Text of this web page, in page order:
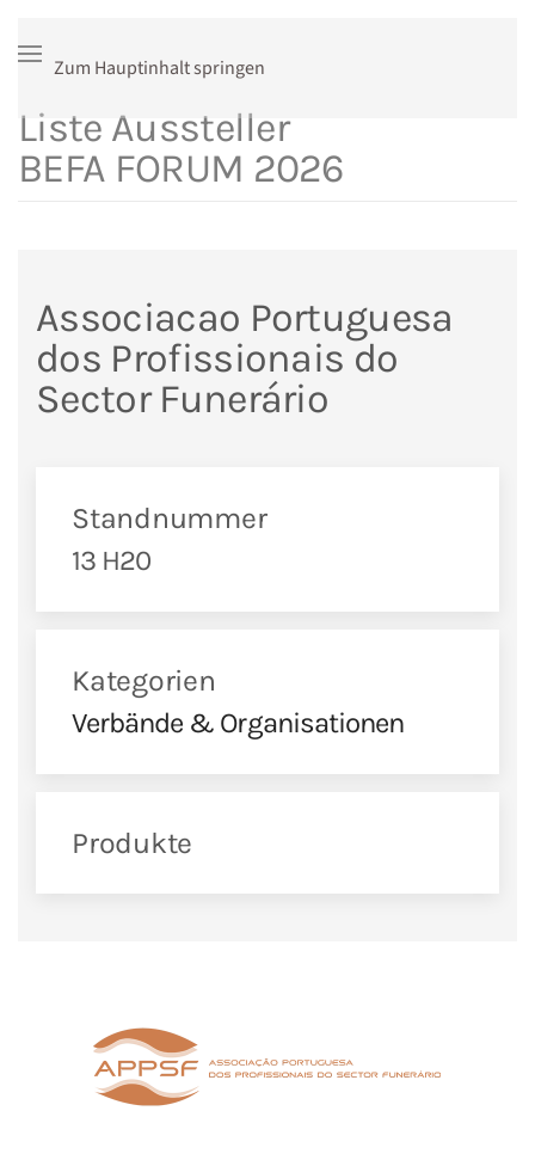
Zum Hauptinhalt springen
Liste Aussteller
BEFA FORUM 2026
Associacao Portuguesa
dos Profissionais do
Sector Funerário
Standnummer
13 H20
Kategorien
Verbände & Organisationen
Produkte